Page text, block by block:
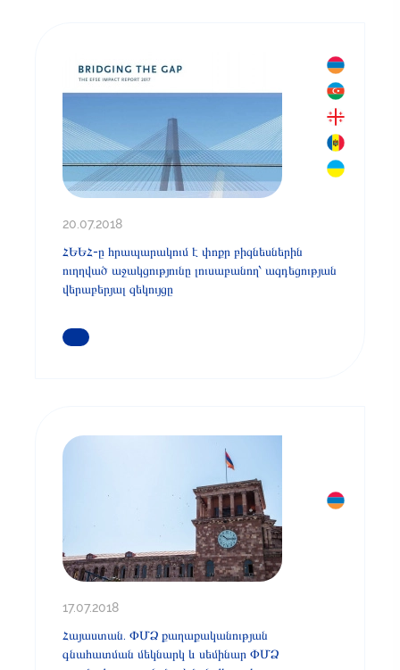
20.07.2018
ՀԵԵՀ-ը հրապարակում է փոքր բիզնեսներին
ուղղված աջակցությունը լուսաբանող՝ ազդեցության
վերաբերյալ զեկույցը
ԿԱՐԴԱՑԵՔ ԱՎԵԼԻՆ
17.07.2018
Հայաստան. ՓՄՁ քաղաքականության
գնահատման մեկնարկ և սեմինար ՓՄՁ